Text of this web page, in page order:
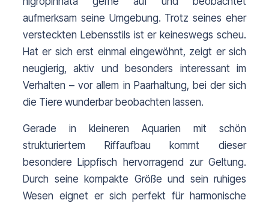
aufmerksam seine Umgebung. Trotz seines eher
versteckten Lebensstils ist er keineswegs scheu.
Hat er sich erst einmal eingewöhnt, zeigt er sich
neugierig, aktiv und besonders interessant im
Verhalten – vor allem in Paarhaltung, bei der sich
die Tiere wunderbar beobachten lassen.
Gerade in kleineren Aquarien mit schön
strukturiertem Riffaufbau kommt dieser
besondere Lippfisch hervorragend zur Geltung.
Durch seine kompakte Größe und sein ruhiges
Wesen eignet er sich perfekt für harmonische